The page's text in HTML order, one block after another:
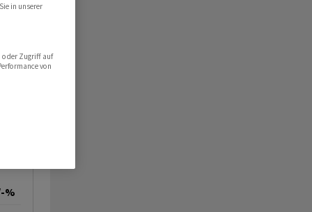
%
in unserer
oder Zugriff auf
von